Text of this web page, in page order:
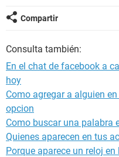
Compartir
Consulta también:
En el chat de facebook a
hoy
Como agregar a alguien
opcion
Como buscar una palabra
Quienes aparecen en tus
Porque aparece un reloj